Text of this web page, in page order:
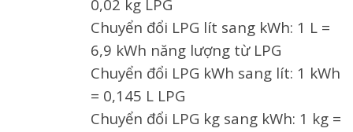
0,02 kg LPG
Chuyển đổi LPG lít sang kWh: 1 L =
6,9 kWh năng lượng từ LPG
Chuyển đổi LPG kWh sang lít: 1 kWh
= 0,145 L LPG
Chuyển đổi LPG kg sang kWh: 1 kg =